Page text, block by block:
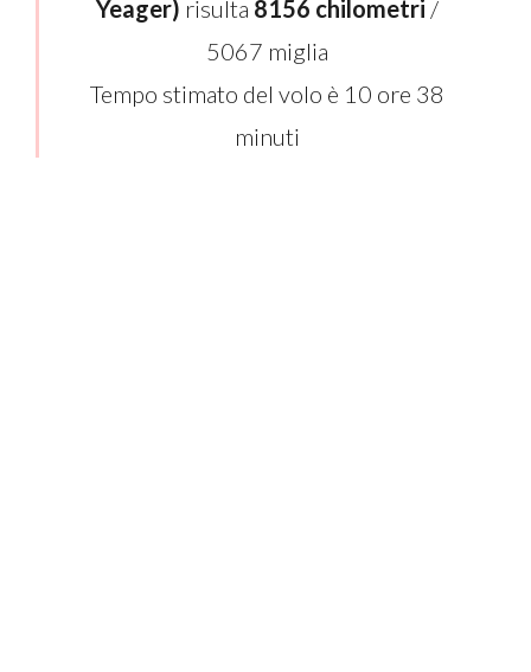
Yeager) risulta 8156 chilometri /
5067 miglia
Tempo stimato del volo è 10 ore 38
minuti